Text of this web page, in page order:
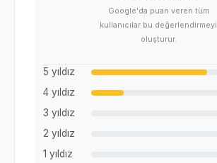
Google'da puan veren tüm
kullanıcılar bu değerlendirmeyi
oluşturur.
5 yıldız
4 yıldız
3 yıldız
2 yıldız
1 yıldız